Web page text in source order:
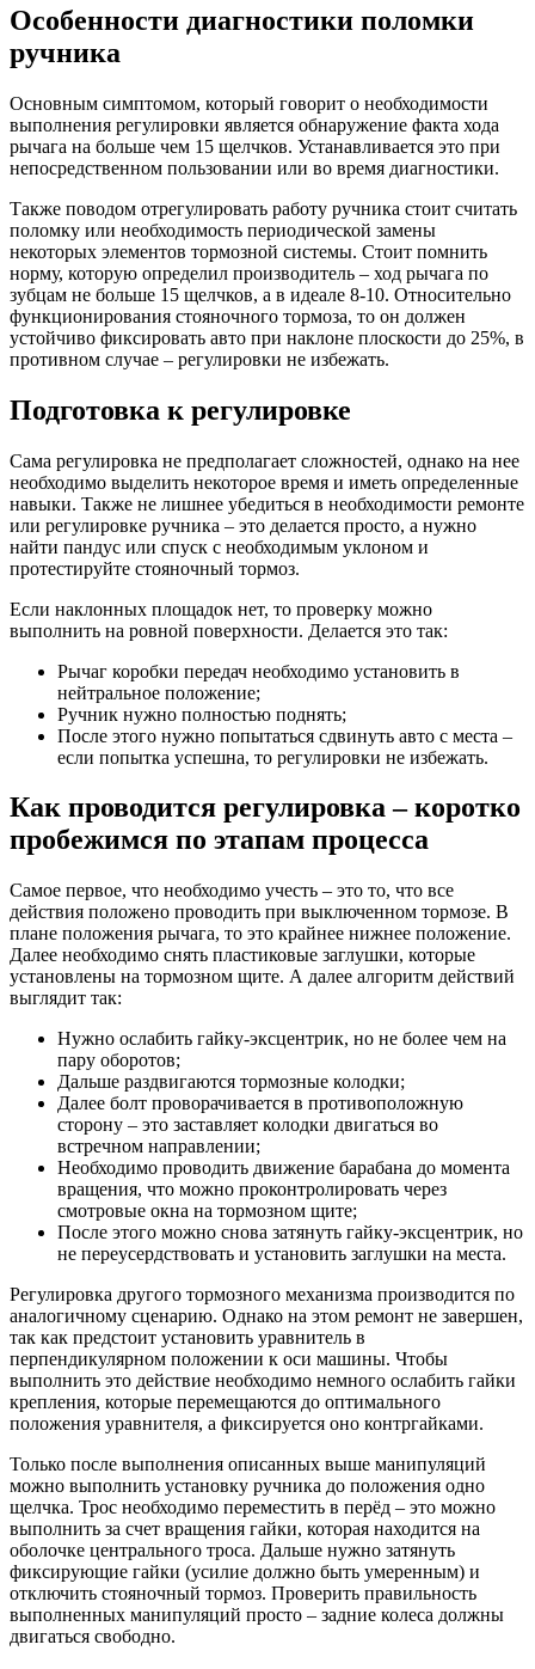
Особенности диагностики поломки
ручника
Основным симптомом, который говорит о необходимости
выполнения регулировки является обнаружение факта хода
рычага на больше чем 15 щелчков. Устанавливается это при
непосредственном пользовании или во время диагностики.
Также поводом отрегулировать работу ручника стоит считать
поломку или необходимость периодической замены
некоторых элементов тормозной системы. Стоит помнить
норму, которую определил производитель – ход рычага по
зубцам не больше 15 щелчков, а в идеале 8-10. Относительно
функционирования стояночного тормоза, то он должен
устойчиво фиксировать авто при наклоне плоскости до 25%, в
противном случае – регулировки не избежать.
Подготовка к регулировке
Сама регулировка не предполагает сложностей, однако на нее
необходимо выделить некоторое время и иметь определенные
навыки. Также не лишнее убедиться в необходимости ремонте
или регулировке ручника – это делается просто, а нужно
найти пандус или спуск с необходимым уклоном и
протестируйте стояночный тормоз.
Если наклонных площадок нет, то проверку можно
выполнить на ровной поверхности. Делается это так:
Рычаг коробки передач необходимо установить в
нейтральное положение;
Ручник нужно полностью поднять;
После этого нужно попытаться сдвинуть авто с места –
если попытка успешна, то регулировки не избежать.
Как проводится регулировка – коротко
пробежимся по этапам процесса
Самое первое, что необходимо учесть – это то, что все
действия положено проводить при выключенном тормозе. В
плане положения рычага, то это крайнее нижнее положение.
Далее необходимо снять пластиковые заглушки, которые
установлены на тормозном щите. А далее алгоритм действий
выглядит так:
Нужно ослабить гайку-эксцентрик, но не более чем на
пару оборотов;
Дальше раздвигаются тормозные колодки;
Далее болт проворачивается в противоположную
сторону – это заставляет колодки двигаться во
встречном направлении;
Необходимо проводить движение барабана до момента
вращения, что можно проконтролировать через
смотровые окна на тормозном щите;
После этого можно снова затянуть гайку-эксцентрик, но
не переусердствовать и установить заглушки на места.
Регулировка другого тормозного механизма производится по
аналогичному сценарию. Однако на этом ремонт не завершен,
так как предстоит установить уравнитель в
перпендикулярном положении к оси машины. Чтобы
выполнить это действие необходимо немного ослабить гайки
крепления, которые перемещаются до оптимального
положения уравнителя, а фиксируется оно контргайками.
Только после выполнения описанных выше манипуляций
можно выполнить установку ручника до положения одно
щелчка. Трос необходимо переместить в перёд – это можно
выполнить за счет вращения гайки, которая находится на
оболочке центрального троса. Дальше нужно затянуть
фиксирующие гайки (усилие должно быть умеренным) и
отключить стояночный тормоз. Проверить правильность
выполненных манипуляций просто – задние колеса должны
двигаться свободно.